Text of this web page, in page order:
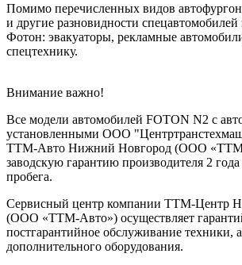
Помимо перечисленных видов
и другие разновидности спецавтомобилей
Фотон: эвакуаторы, рекламные
спецтехнику.
Внимание важно!
Все модели автомобилей FOTON N2 с
установленными ООО
ТТМ-Авто Нижний Новгород (ООО
заводскую гарантию производителя 2
пробега.
Сервисный центр компании ТТМ-Центр
(ООО «ТТМ-Авто») осуществляет
постгарантийное обслуживание техники,
дополнительного оборудования.